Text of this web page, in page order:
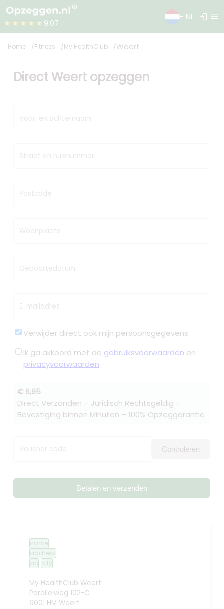
★★★★★ 9.07
- NL login menu
Home Fitness My HealthClub Weert
Direct Weert opzeggen
Voor-en achternaam
Straat en huisnummer
Postcode
Woonplaats
Geboortedatum
E-mailadres
Verwijder direct ook mijn persoonsgegevens
Ik ga akkoord met de gebruiksvoorwaarden en
privacyvoorwaarden
€ 6,95
Direct Verzonden – Juridisch Rechtsgeldig –
Bevestiging binnen Minuten – 100% Opzeggarantie
Voucher code Controleren
Betalen en verzenden
name
address
zip city
My HealthClub Weert
Parallelweg 102-C
6001 HM Weert